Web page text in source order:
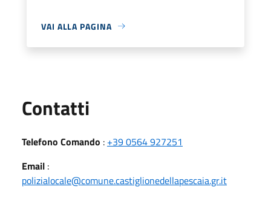
VAI ALLA PAGINA
Contatti
Telefono Comando : +39 0564 927251
Email :
polizialocale@comune.castiglionedellapescaia.gr.it